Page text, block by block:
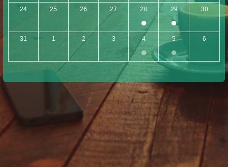
24 25 26 27 28
●
29
●
30
31 1 2 3 4
●
5
●
6